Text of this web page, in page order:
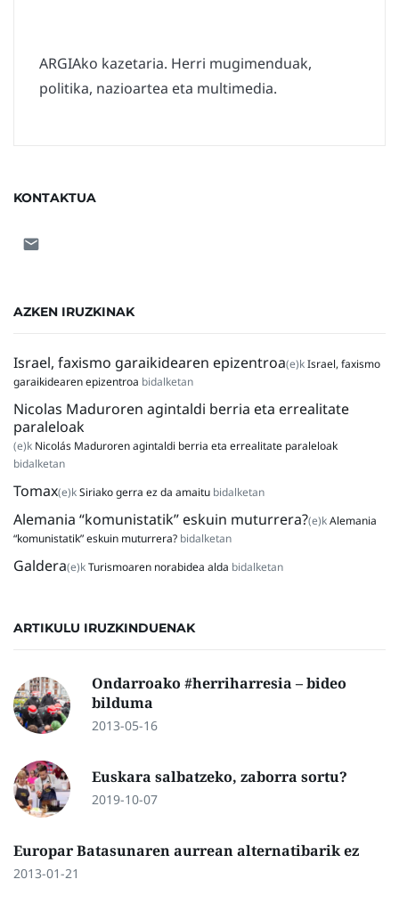
ARGIAko kazetaria. Herri mugimenduak,
politika, nazioartea eta multimedia.
KONTAKTUA
AZKEN IRUZKINAK
Israel, faxismo garaikidearen epizentroa(e)kIsrael, faxismo
garaikidearen epizentroa bidalketan
Nicolas Maduroren agintaldi berria eta errealitate
paraleloak
(e)k Nicolás Maduroren agintaldi berria eta errealitate paraleloak
bidalketan
Tomax(e)kSiriako gerra ez da amaitu bidalketan
Alemania “komunistatik” eskuin muturrera?(e)kAlemania
“komunistatik” eskuin muturrera? bidalketan
Galdera(e)kTurismoaren norabidea alda bidalketan
ARTIKULU IRUZKINDUENAK
Ondarroako #herriharresia – bideo
bilduma
2013-05-16
Euskara salbatzeko, zaborra sortu?
2019-10-07
Europar Batasunaren aurrean alternatibarik ez
2013-01-21